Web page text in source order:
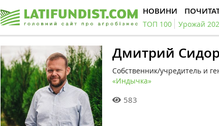
НОВИНИ
ТОП 100 Урожай
Дмитрий
Собственник/учредитель и
«Индычка»
583